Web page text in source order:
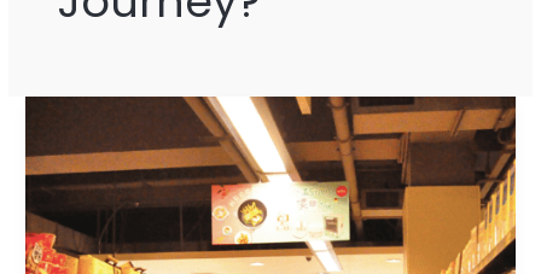
JOURNEY
EL
PROCESO